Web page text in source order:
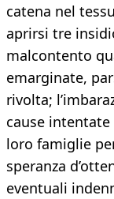
catena nel
aprirsi tre
malcontento
emarginate,
rivolta;
cause
loro famiglie
speranza
eventuali